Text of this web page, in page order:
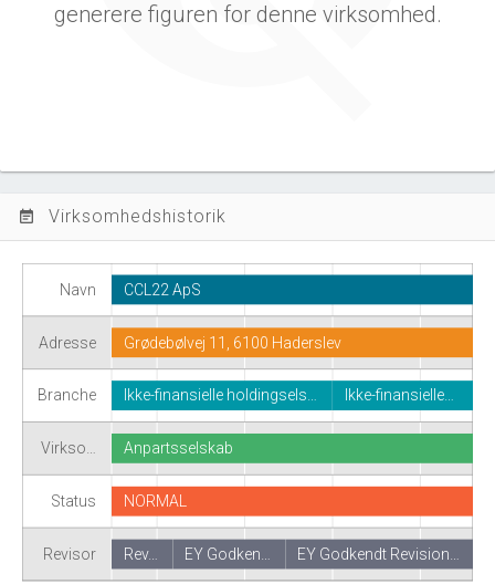
generere figuren for denne virksomhed.
event_note Virksomhedshistorik
Navn
Adresse
Branche
Virkso…
Status
Revisor
CCL22 ApS
Grødebølvej 11, 6100 Haderslev
Ikke-finansielle holdingsels… Ikke-finansielle…
Anpartsselskab
NORMAL
EY Godken… EY Godkendt Revision…
Rev…